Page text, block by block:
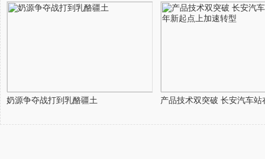
奶源争夺战打到乳酪疆土 产品技术双突破 长安汽车站